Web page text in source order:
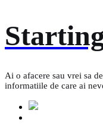
to
content
Ai o afacere sau vrei sa
informatiile de care ai